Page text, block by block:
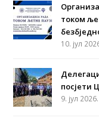
током
10. јул
посјети
9. јул 2026.